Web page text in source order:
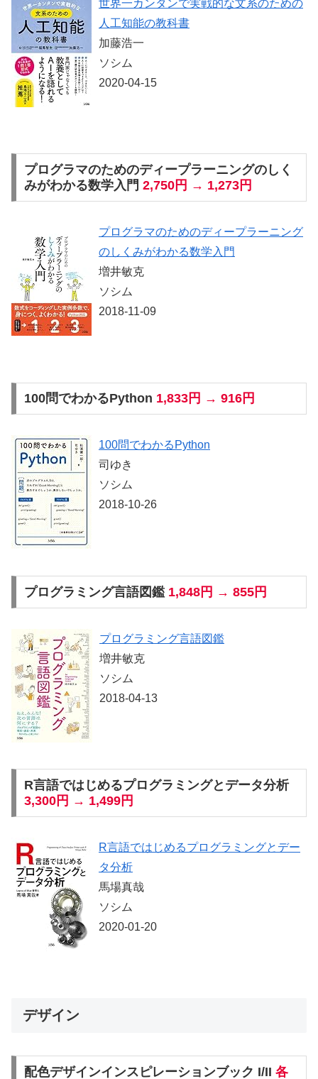
世界一カンタンで実戦的な文系のための
人工知能の教科書
加藤浩一
ソシム
2020-04-15
プログラマのためのディープラーニングのしく
みがわかる数学入門 2,750円 → 1,273円
プログラマのためのディープラーニング
のしくみがわかる数学入門
増井敏克
ソシム
2018-11-09
100問でわかるPython 1,833円 → 916円
100問でわかるPython
司ゆき
ソシム
2018-10-26
プログラミング言語図鑑 1,848円 → 855円
プログラミング言語図鑑
増井敏克
ソシム
2018-04-13
R言語ではじめるプログラミングとデータ分析
3,300円 → 1,499円
R言語ではじめるプログラミングとデー
タ分析
馬場真哉
ソシム
2020-01-20
デザイン
配色デザインインスピレーションブック I/II 各